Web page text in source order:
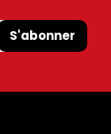
S'abonner